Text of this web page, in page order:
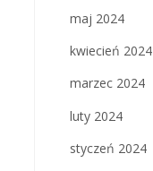
maj 2024
kwiecień 2024
marzec 2024
luty 2024
styczeń 2024